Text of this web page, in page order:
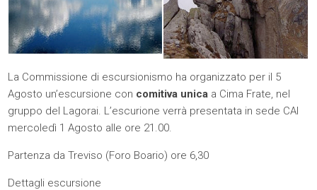
La Commissione di escursionismo ha organizzato per il 5
Agosto un’escursione con comitiva unica a Cima Frate, nel
gruppo del Lagorai. L’escurione verrà presentata in sede CAI
mercoledì 1 Agosto alle ore 21.00.
Partenza da Treviso (Foro Boario) ore 6,30
Dettagli escursione